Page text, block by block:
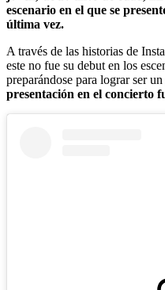
escenario en el que se
última vez.
A través de las historias de
este no fue su debut en los
preparándose para lograr ser
presentación en el concierto